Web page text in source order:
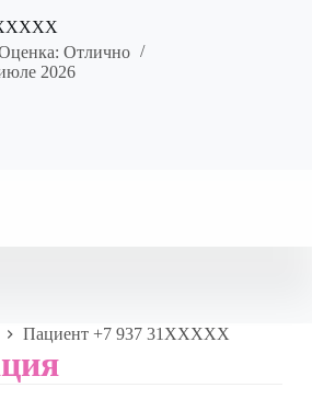
Отлично
2026
Пациент +7 937 31XXXXX